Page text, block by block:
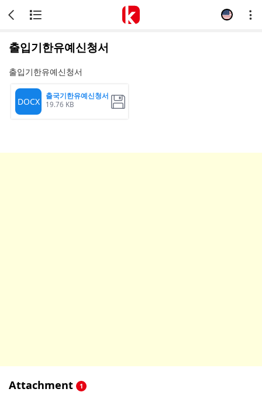
출입기한유예신청서
출입기한유예신청서
DOCX
출국기한유예신청서
19.76 KB
Attachment 1